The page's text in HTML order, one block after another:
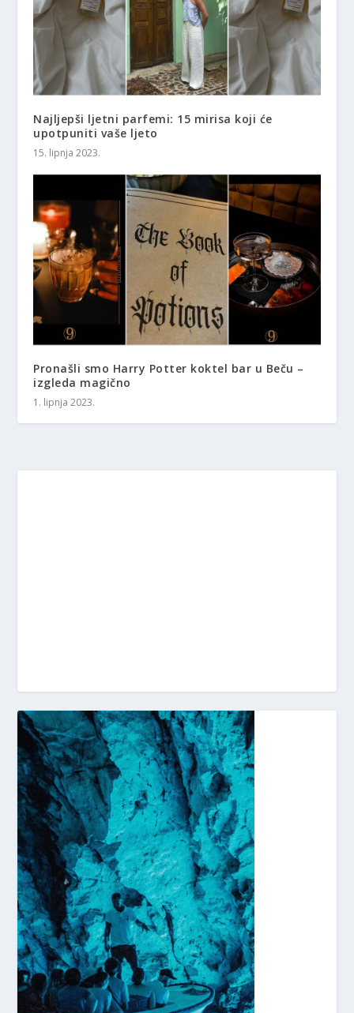
Najljepši ljetni parfemi: 15 mirisa koji će
upotpuniti vaše ljeto
15. lipnja 2023.
Pronašli smo Harry Potter koktel bar u Beču –
izgleda magično
1. lipnja 2023.